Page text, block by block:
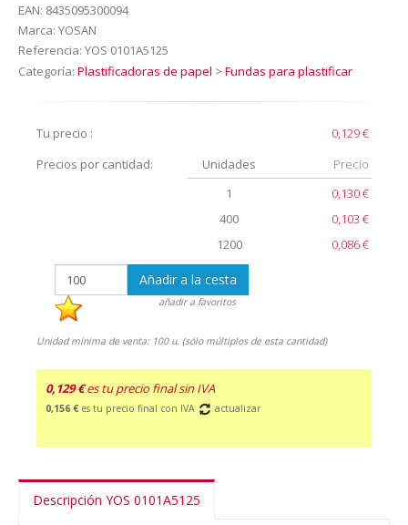
EAN: 8435095300094
Marca: YOSAN
Referencia: YOS 0101A5125
Categoría: Plastificadoras de papel > Fundas para plastificar
Tu precio :
0,129 €
Precios por cantidad:
Unidades
Precio
1
0,130 €
400
0,103 €
1200
0,086 €
Añadir a la cesta
añadir a favoritos
Unidad mínima de venta: 100 u. (sólo múltiplos de esta cantidad)
0,129 € es tu precio final sin IVA
0,156 € es tu precio final con IVA actualizar
Descripción YOS 0101A5125